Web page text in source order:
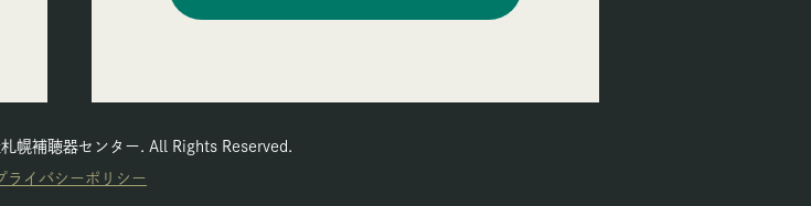
幌補聴器センター. All Rights Reserved.
ライバシーポリシー